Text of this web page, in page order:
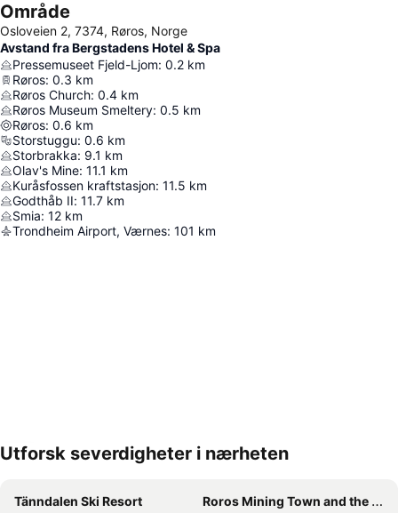
Område
Osloveien 2, 7374, Røros, Norge
Avstand fra Bergstadens Hotel & Spa
Pressemuseet Fjeld-Ljom: 0.2 km
Røros: 0.3 km
Røros Church: 0.4 km
Røros Museum Smeltery: 0.5 km
Røros: 0.6 km
Storstuggu: 0.6 km
Storbrakka: 9.1 km
Olav's Mine: 11.1 km
Kuråsfossen kraftstasjon: 11.5 km
Godthåb II: 11.7 km
Smia: 12 km
Trondheim Airport, Værnes: 101 km
Utforsk severdigheter i nærheten
Tänndalen Ski Resort
Roros Mining Town and the Circumference